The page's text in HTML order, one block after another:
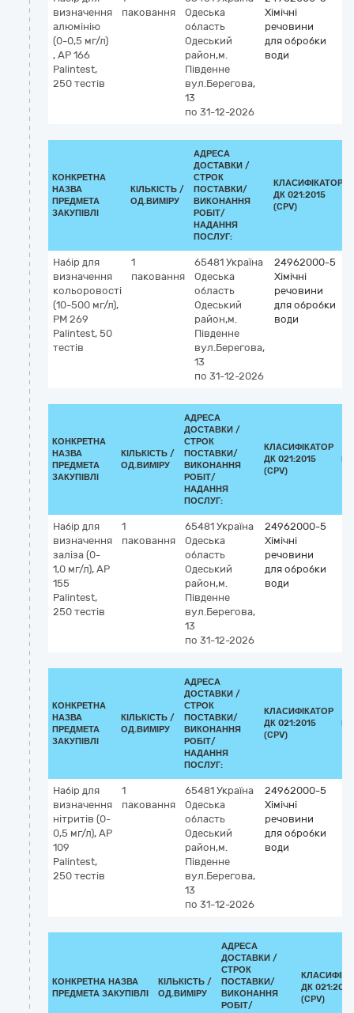
визначення
алюмінію
(0-0,5 мг/л)
, AP 166
Palintest,
250 тестів
паковання
Одеська
область
Одеський
район,м.
Південне
вул.Берегова,
13
по 31-12-2026
Хімічні
речовини
для обробки
води
КОНКРЕТНА
НАЗВА
ПРЕДМЕТА
ЗАКУПІВЛІ
КІЛЬКІСТЬ /
ОД.ВИМІРУ
АДРЕСА
ДОСТАВКИ /
СТРОК
ПОСТАВКИ/
ВИКОНАННЯ
РОБІТ/
НАДАННЯ
ПОСЛУГ:
КЛАСИФІКАТОР
ДК 021:2015
(CPV)
Набір для
визначення
кольоровості
(10-500 мг/л),
PM 269
Palintest, 50
тестів
1
паковання
65481 Україна
Одеська
область
Одеський
район,м.
Південне
вул.Берегова,
13
по 31-12-2026
24962000-5
Хімічні
речовини
для обробки
води
КОНКРЕТНА
НАЗВА
ПРЕДМЕТА
ЗАКУПІВЛІ
КІЛЬКІСТЬ /
ОД.ВИМІРУ
АДРЕСА
ДОСТАВКИ /
СТРОК
ПОСТАВКИ/
ВИКОНАННЯ
РОБІТ/
НАДАННЯ
ПОСЛУГ:
КЛАСИФІКАТОР
ДК 021:2015
(CPV)
Набір для
визначення
заліза (0-
1,0 мг/л), AP
155
Palintest,
250 тестів
1
паковання
65481 Україна
Одеська
область
Одеський
район,м.
Південне
вул.Берегова,
13
по 31-12-2026
24962000-5
Хімічні
речовини
для обробки
води
КОНКРЕТНА
НАЗВА
ПРЕДМЕТА
ЗАКУПІВЛІ
КІЛЬКІСТЬ /
ОД.ВИМІРУ
АДРЕСА
ДОСТАВКИ /
СТРОК
ПОСТАВКИ/
ВИКОНАННЯ
РОБІТ/
НАДАННЯ
ПОСЛУГ:
КЛАСИФІКАТОР
ДК 021:2015
(CPV)
Набір для
визначення
нітритів (0-
0,5 мг/л), АP
109
Palintest,
250 тестів
1
паковання
65481 Україна
Одеська
область
Одеський
район,м.
Південне
вул.Берегова,
13
по 31-12-2026
24962000-5
Хімічні
речовини
для обробки
води
КОНКРЕТНА НАЗВА
ПРЕДМЕТА ЗАКУПІВЛІ
КІЛЬКІСТЬ /
ОД.ВИМІРУ
АДРЕСА
ДОСТАВКИ /
СТРОК
ПОСТАВКИ/
ВИКОНАННЯ
РОБІТ/
ДК 021:2015
(CPV)